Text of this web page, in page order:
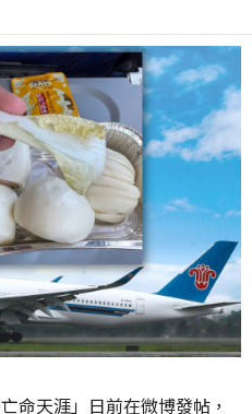
命天涯」日前在微博發帖，